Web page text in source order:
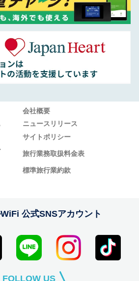
会社概要
ニュースリリース
サイトポリシー
旅行業務取扱料金表
標準旅行業約款
公式SNSアカウント
FOLLOW US